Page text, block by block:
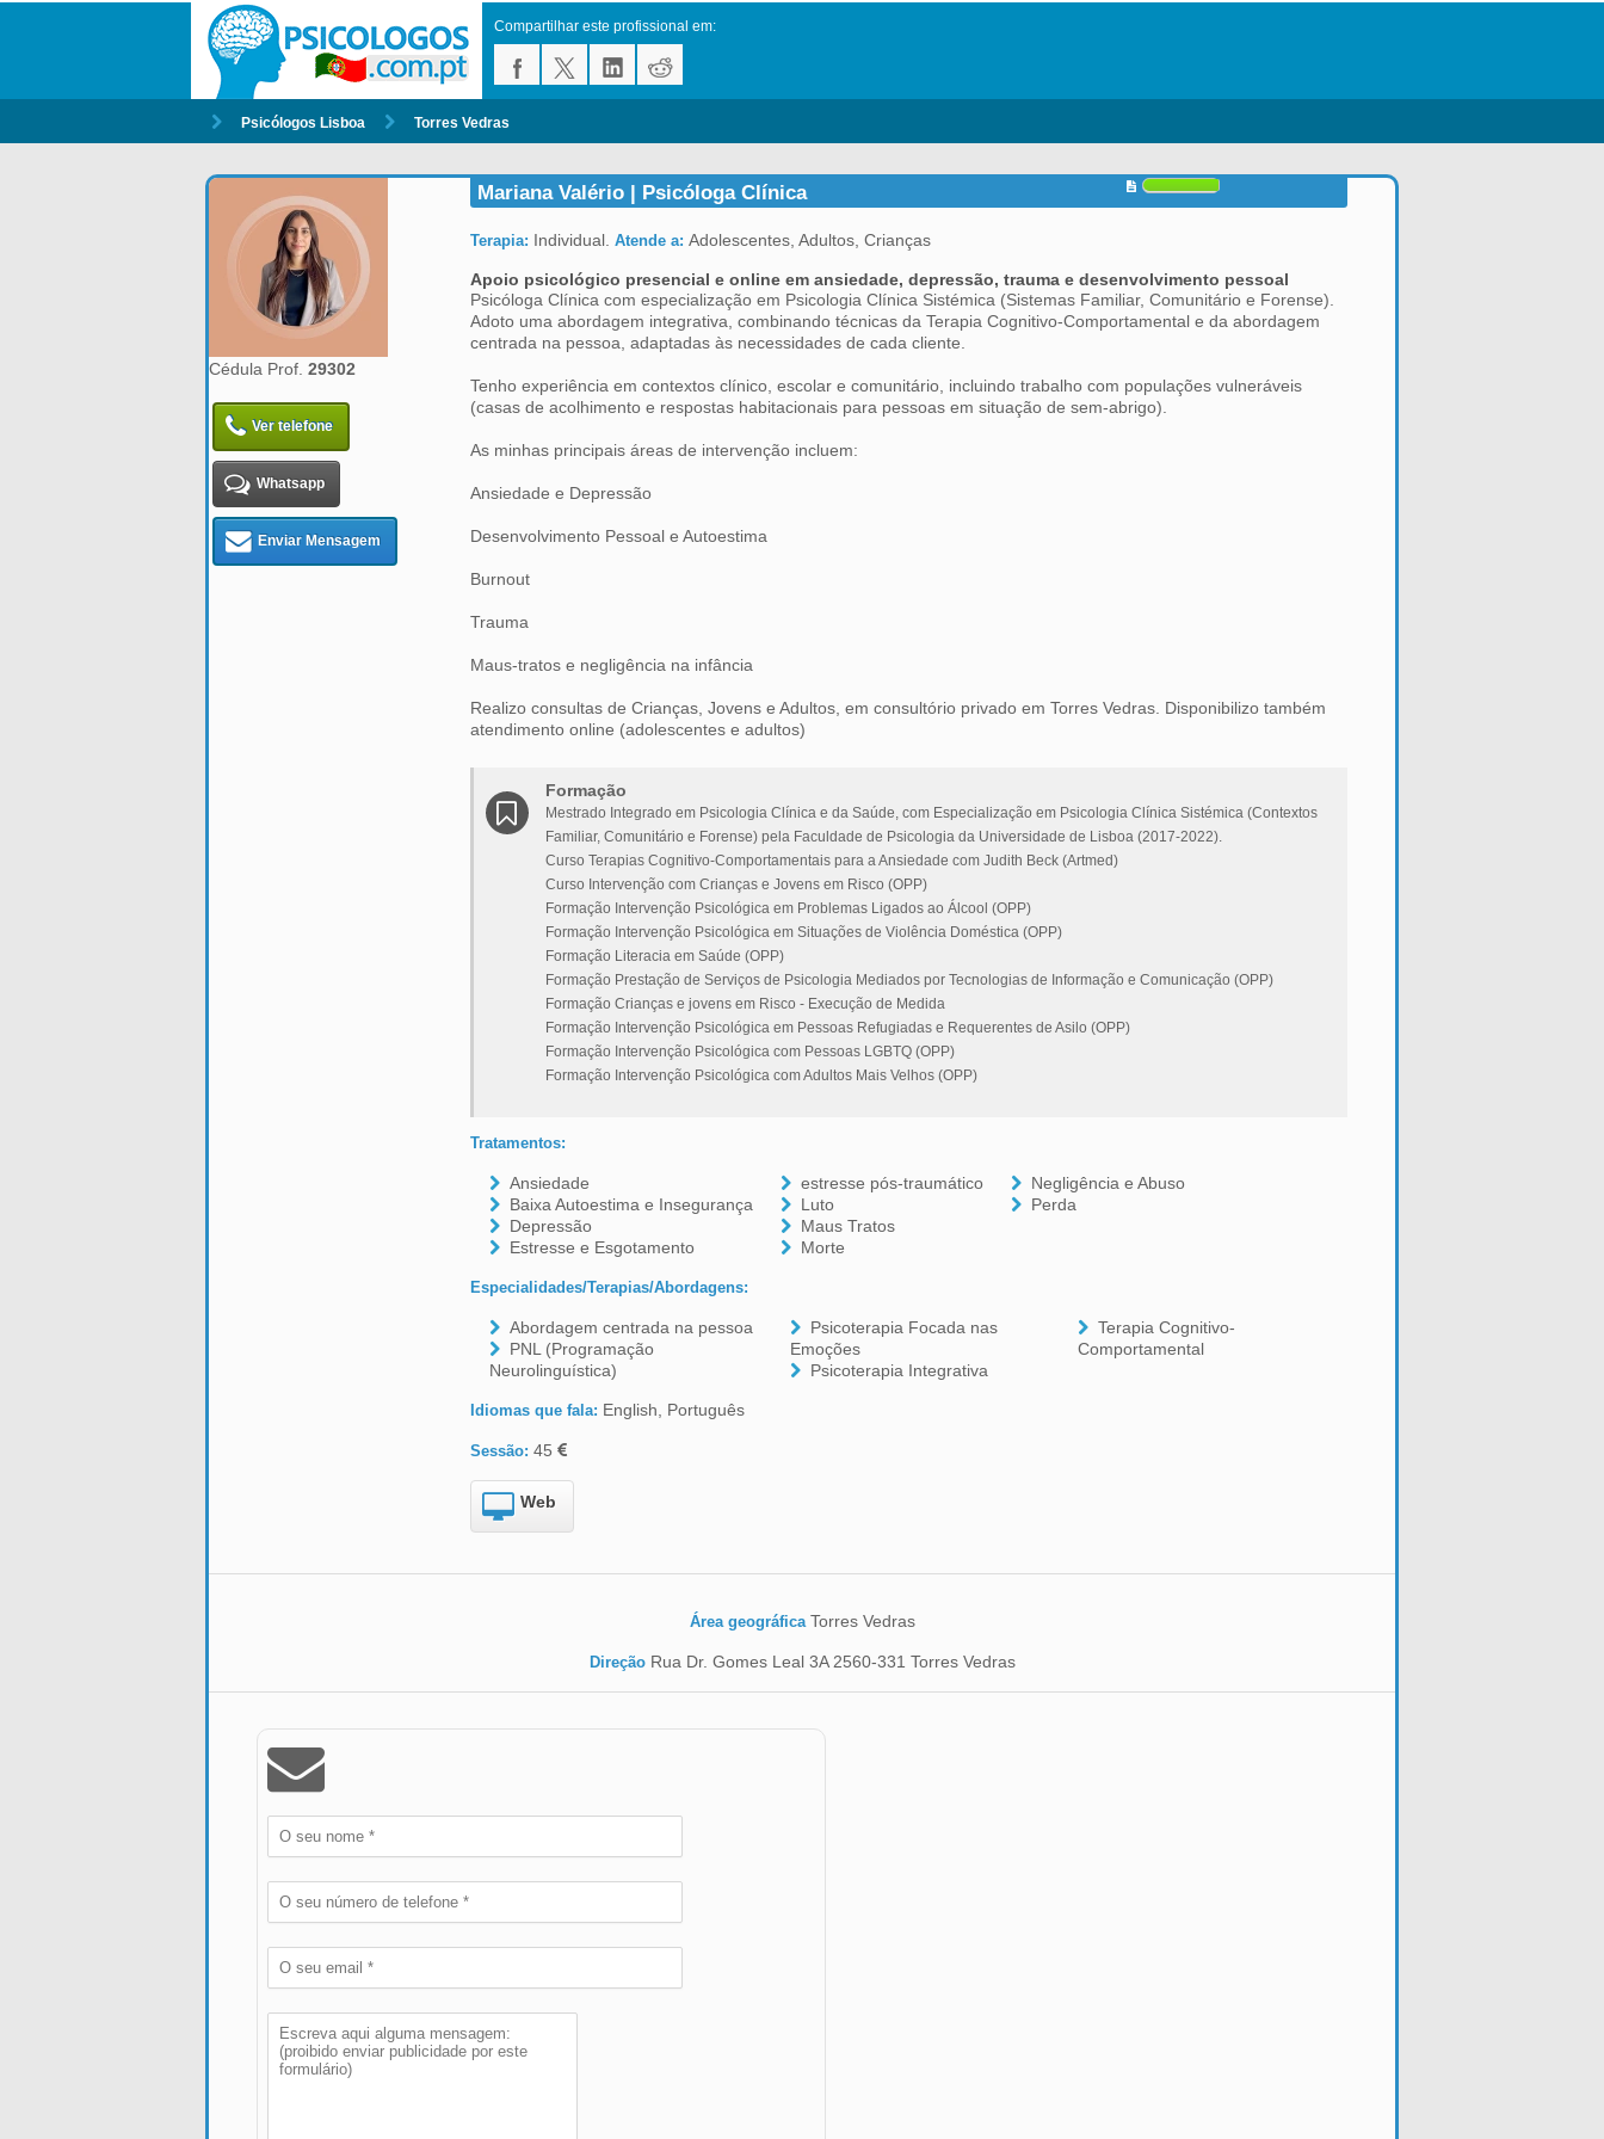
Compartilhar este profissional em:
Psicólogos Lisboa Torres Vedras
Cédula Prof. 29302
Ver telefone
Whatsapp
Enviar Mensagem
Mariana Valério | Psicóloga Clínica
Terapia: Individual. Atende a: Adolescentes, Adultos, Crianças
Apoio psicológico presencial e online em ansiedade, depressão, trauma e desenvolvimento pessoal
Psicóloga Clínica com especialização em Psicologia Clínica Sistémica (Sistemas Familiar, Comunitário e Forense).
Adoto uma abordagem integrativa, combinando técnicas da Terapia Cognitivo-Comportamental e da abordagem
centrada na pessoa, adaptadas às necessidades de cada cliente.
Tenho experiência em contextos clínico, escolar e comunitário, incluindo trabalho com populações vulneráveis
(casas de acolhimento e respostas habitacionais para pessoas em situação de sem-abrigo).
As minhas principais áreas de intervenção incluem:
Ansiedade e Depressão
Desenvolvimento Pessoal e Autoestima
Burnout
Trauma
Maus-tratos e negligência na infância
Realizo consultas de Crianças, Jovens e Adultos, em consultório privado em Torres Vedras. Disponibilizo também
atendimento online (adolescentes e adultos)
Formação
Mestrado Integrado em Psicologia Clínica e da Saúde, com Especialização em Psicologia Clínica Sistémica (Contextos
Familiar, Comunitário e Forense) pela Faculdade de Psicologia da Universidade de Lisboa (2017-2022).
Curso Terapias Cognitivo-Comportamentais para a Ansiedade com Judith Beck (Artmed)
Curso Intervenção com Crianças e Jovens em Risco (OPP)
Formação Intervenção Psicológica em Problemas Ligados ao Álcool (OPP)
Formação Intervenção Psicológica em Situações de Violência Doméstica (OPP)
Formação Literacia em Saúde (OPP)
Formação Prestação de Serviços de Psicologia Mediados por Tecnologias de Informação e Comunicação (OPP)
Formação Crianças e jovens em Risco - Execução de Medida
Formação Intervenção Psicológica em Pessoas Refugiadas e Requerentes de Asilo (OPP)
Formação Intervenção Psicológica com Pessoas LGBTQ (OPP)
Formação Intervenção Psicológica com Adultos Mais Velhos (OPP)
Tratamentos:
Ansiedade
Baixa Autoestima e Insegurança
Depressão
Estresse e Esgotamento
estresse pós-traumático
Luto
Maus Tratos
Morte
Negligência e Abuso
Perda
Especialidades/Terapias/Abordagens:
Abordagem centrada na pessoa
PNL (Programação
Neurolinguística)
Psicoterapia Focada nas
Emoções
Psicoterapia Integrativa
Terapia Cognitivo-
Comportamental
Idiomas que fala: English, Português
Sessão: 45
Web
Área geográfica Torres Vedras
DireçãoRua Dr. Gomes Leal 3A 2560-331 Torres Vedras